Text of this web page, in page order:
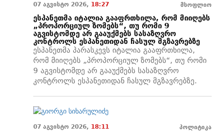
07 აგვისტო 2026, 18:27 მსოფლიო
ესპანეთმა იტალია გააფრთხილა, რომ მიიღებს
„პროპორციულ ზომებს“, თუ რომი 9
აგვისტომდე არ გააუქმებს სასაზღვრო
კონტროლს ესპანეთიდან ჩასულ მგზავრებზე
ესპანეთმა პარასკევს იტალია გააფრთხილა,
რომ მიიღებს „პროპორციულ ზომებს“, თუ რომი
9 აგვისტომდე არ გააუქმებს სასაზღვრო
კონტროლს ესპანეთიდან ჩასულ მგზავრებზე.
07 აგვისტო 2026, 18:11 პოლიტიკა